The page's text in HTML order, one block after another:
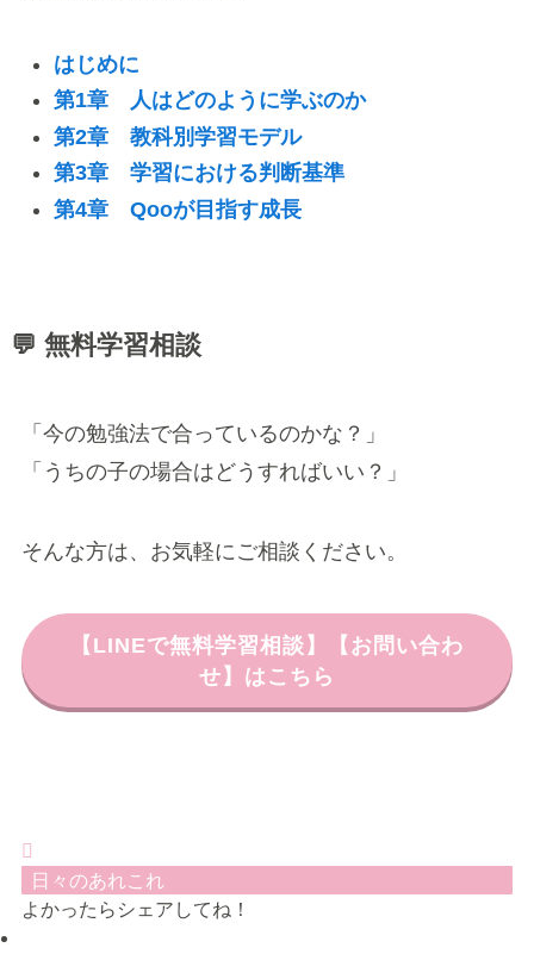
はじめに
第1章 人はどのように学ぶのか
第2章 教科別学習モデル
第3章 学習における判断基準
第4章 Qooが目指す成長
💬 無料学習相談
「今の勉強法で合っているのかな？」
「うちの子の場合はどうすればいい？」
そんな方は、お気軽にご相談ください。
【LINEで無料学習相談】【お問い合わ
せ】はこちら
日々のあれこれ
よかったらシェアしてね！